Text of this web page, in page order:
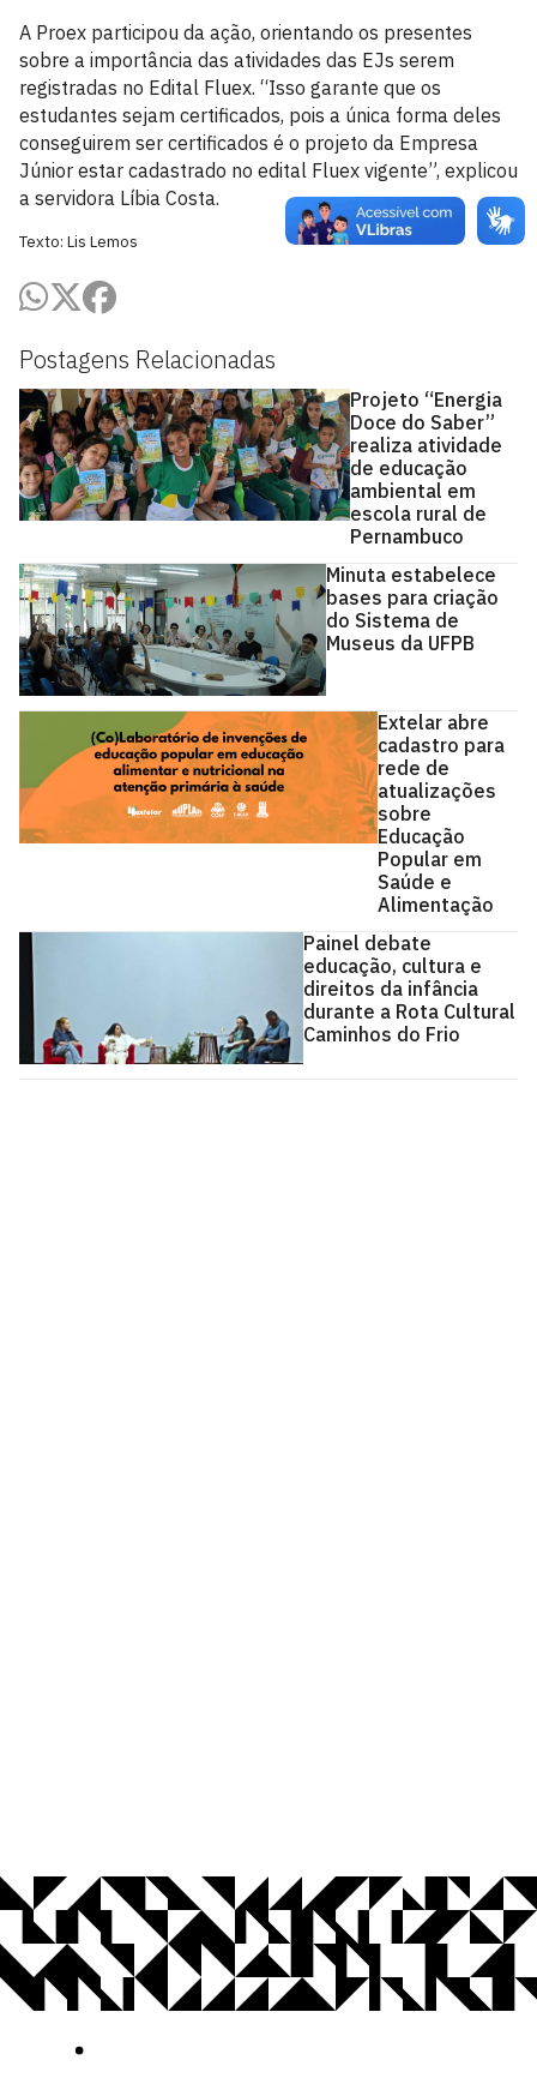
Postagens Relacionadas
Projeto “Energia
Doce do Saber”
realiza atividade
de educação
ambiental em
escola rural de
Pernambuco
Minuta estabelece
bases para criação
do Sistema de
Museus da UFPB
Extelar abre
cadastro para
rede de
atualizações
sobre
Educação
Popular em
Saúde e
Alimentação
Painel debate
educação, cultura e
direitos da infância
durante a Rota Cultural
Caminhos do Frio
A Proex participou da ação, orientando os presentes
sobre a importância das atividades das EJs serem
registradas no Edital Fluex. “Isso garante que os
estudantes sejam certificados, pois a única forma deles
conseguirem ser certificados é o projeto da Empresa
Júnior estar cadastrado no edital Fluex vigente”, explicou
a servidora Líbia Costa.
Texto: Lis Lemos